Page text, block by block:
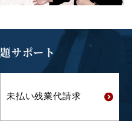
サポート
未払い残業代請求